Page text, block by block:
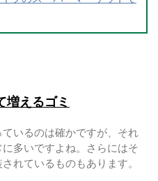
増えるゴミ
いるのは確かですが、それ
多いですよね。さらにはそ
れているものもあります。